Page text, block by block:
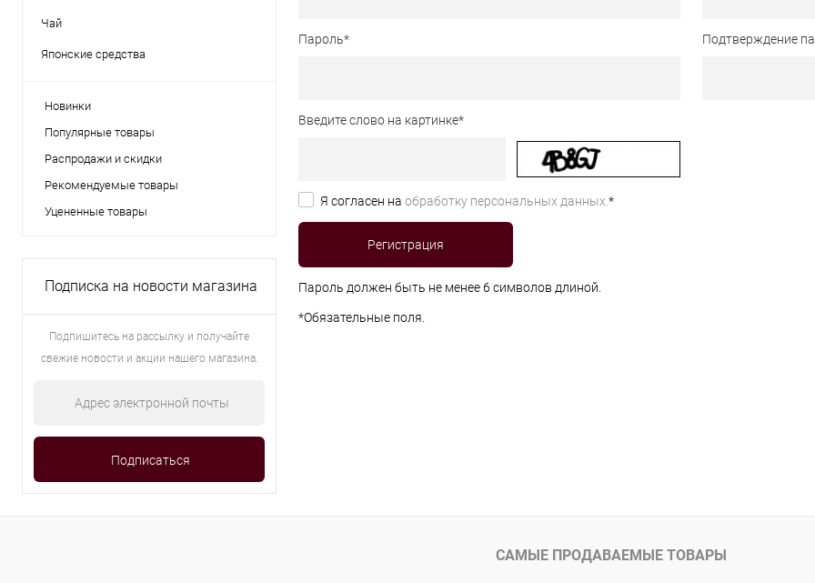
Чай
Японские средства
Новинки
Популярные товары
Распродажи и скидки
Рекомендуемые товары
Уцененные товары
Подписка на новости магазина
Подпишитесь на рассылку и получайте
свежие новости и акции нашего магазина.
Пароль* Подтверждение
Введите слово на картинке*
Я согласен на обработку персональных данных.*
Пароль должен быть не менее 6 символов длиной.
*Обязательные поля.
САМЫЕ ПРОДАВАЕМЫЕ ТОВАРЫ